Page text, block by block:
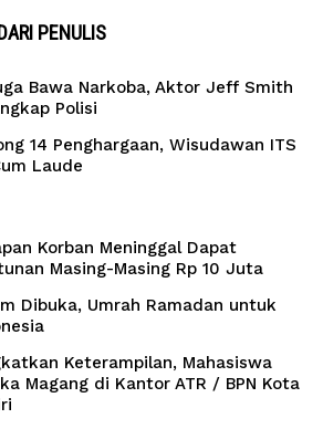
PENULIS
Bawa Narkoba, Aktor Jeff Smith
Polisi
14 Penghargaan, Wisudawan ITS
Laude
Korban Meninggal Dapat
Masing-Masing Rp 10 Juta
Dibuka, Umrah Ramadan untuk
Keterampilan, Mahasiswa
Magang di Kantor ATR / BPN Kota